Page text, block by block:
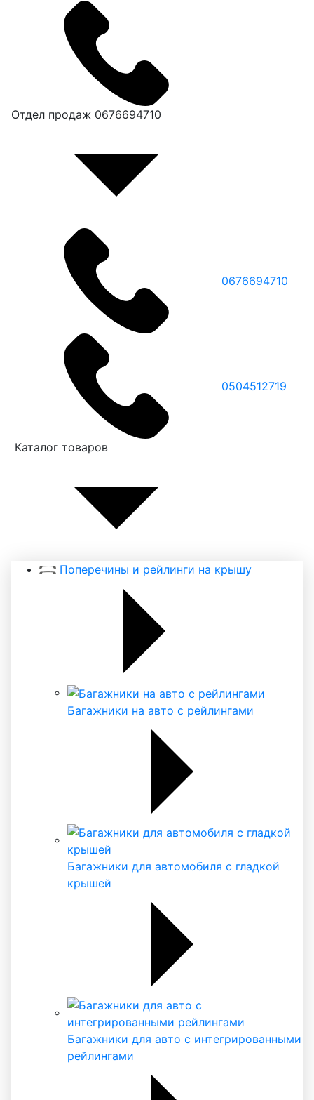
Отдел продаж 0676694710
0676694710
0504512719
Каталог товаров
Поперечины и рейлинги на крышу
Багажники на авто с рейлингами
Багажники для автомобиля с гладкой
крышей
Багажники для авто с интегрированными
рейлингами